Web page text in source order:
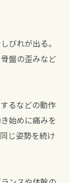
びれが出る。
盤の歪みなど
るなどの動作
始めに痛みを
じ姿勢を続け